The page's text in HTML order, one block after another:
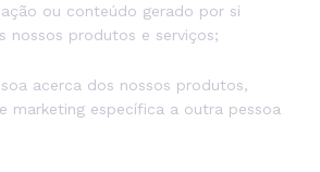
ou conteúdo gerado por si
nossos produtos e serviços;
acerca dos nossos produtos,
marketing específica a outra pessoa